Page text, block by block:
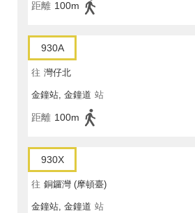
距離 100m
930A
往 灣仔北
金鐘站, 金鐘道 站
距離 100m
930X
往 銅鑼灣 (摩頓臺)
金鐘站, 金鐘道 站